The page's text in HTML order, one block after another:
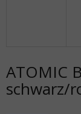
ATOMIC
schwarz/